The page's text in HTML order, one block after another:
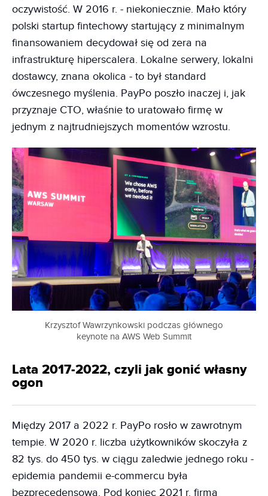
oczywistość. W 2016 r. - niekoniecznie. Mało który
polski startup fintechowy startujący z minimalnym
finansowaniem decydował się od zera na
infrastrukturę hiperscalera. Lokalne serwery, lokalni
dostawcy, znana okolica - to był standard
ówczesnego myślenia. PayPo poszło inaczej i, jak
przyznaje CTO, właśnie to uratowało firmę w
jednym z najtrudniejszych momentów wzrostu.
Krzysztof Wawrzynkowski podczas głównego
keynote na AWS Web Summit
Lata 2017-2022, czyli jak gonić własny
ogon
Między 2017 a 2022 r. PayPo rosło w zawrotnym
tempie. W 2020 r. liczba użytkowników skoczyła z
82 tys. do 450 tys. w ciągu zaledwie jednego roku -
epidemia pandemii e-commercu była
bezprecedensowa. Pod koniec 2021 r. firma